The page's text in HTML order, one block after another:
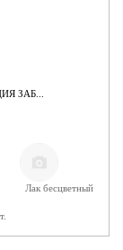
ЗАБ...
Лак бесцветный